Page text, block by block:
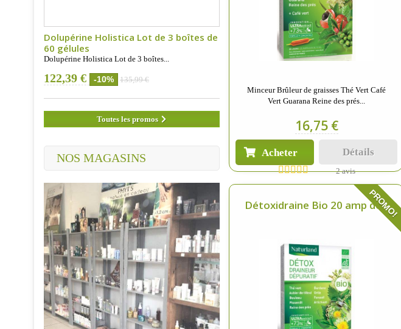
Dolupérine Holistica Lot de 3 boîtes de
60 gélules
Dolupérine Holistica Lot de 3 boîtes...
122,39 € -10% 135,99 €
Toutes les promos
NOS MAGASINS
Minceur Brûleur de graisses Thé Vert Café
Vert Guarana Reine des prés...
16,75 €
Acheter Détails
2 avis
Détoxidraine Bio 20 amp de...
PROMO!